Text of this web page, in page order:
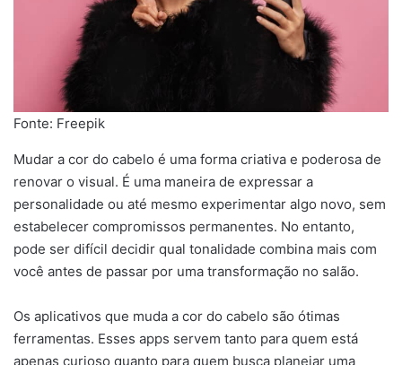
Fonte: Freepik
Mudar a cor do cabelo é uma forma criativa e poderosa de
renovar o visual. É uma maneira de expressar a
personalidade ou até mesmo experimentar algo novo, sem
estabelecer compromissos permanentes. No entanto,
pode ser difícil decidir qual tonalidade combina mais com
você antes de passar por uma transformação no salão.
Os aplicativos que muda a cor do cabelo são ótimas
ferramentas. Esses apps servem tanto para quem está
apenas curioso quanto para quem busca planejar uma